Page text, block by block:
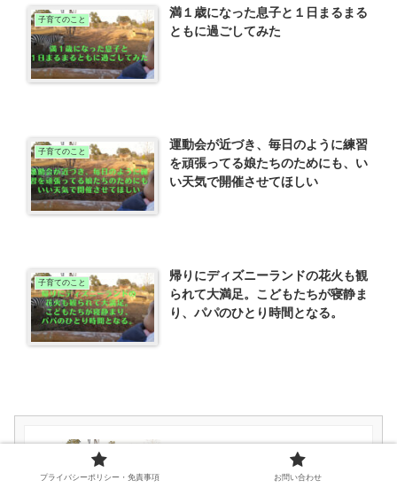
子育てのこと
満１歳になった息子と１日まるまる
ともに過ごしてみた
子育てのこと
運動会が近づき、毎日のように練習
を頑張ってる娘たちのためにも、い
い天気で開催させてほしい
子育てのこと
帰りにディズニーランドの花火も観
られて大満足。こどもたちが寝静ま
り、パパのひとり時間となる。
娘の４歳の誕生日に行くはずだっだデ
ィズニーシーに、やっと行くことがで
プライバシーポリシー・免責事項 お問い合わせ